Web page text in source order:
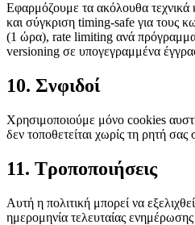
Εφαρμόζουμε τα ακόλουθα
και σύγκριση timing-safe για τους
(1 ώρα), rate limiting ανά πρόγραμμα
versioning σε υπογεγραμμένα
10. Σνφιδοί
Χρησιμοποιούμε μόνο cookies
δεν τοποθετείται χωρίς τη ρητή
11. Τροποποιήσεις
Αυτή η πολιτική μπορεί να
ημερομηνία τελευταίας